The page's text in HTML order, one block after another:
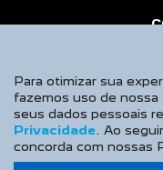
No trânsito,
vidas.
Para otimizar sua
fazemos uso de
seus dados pessoais
Privacidade. Ao
concorda com nossas